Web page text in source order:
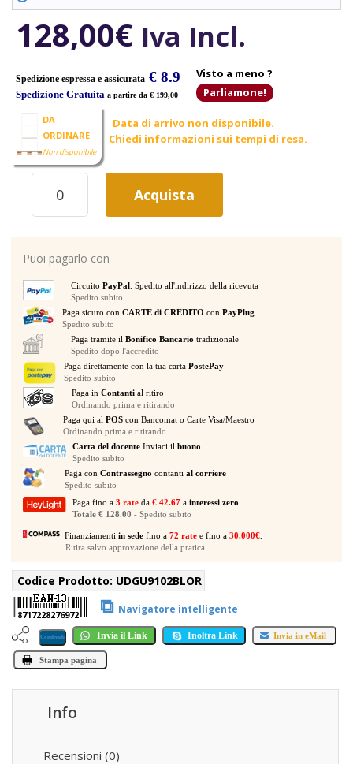
128,00€ Iva Incl.
Spedizione espressa e assicurata € 8.9
Spedizione Gratuita a partire da € 199,00
Visto a meno ?
Parliamone!
DA
ORDINARE
Non disponibile
Data di arrivo non disponibile.
Chiedi informazioni sui tempi di resa.
UDG
U9102-
BL/OR
BLACK/ORANGE
PER
TRAKTOR
KONTROL
S2
MASCHINE
MK2
LAUNCHPAD
MASCHINE
MIKRO
quantità
Acquista
Puoi pagarlo con
Circuito PayPal . Spedito all'indirizzo della ricevuta
Spedito subito
Paga sicuro conCARTE di CREDITO conPayPlug
Spedito subito
Paga tramite il Bonifico Bancario tradizionale
Spedito dopo l'accredito
Paga direttamente con la tua carta PostePay
Spedito subito
Paga inContanti al ritiro
Ordinando prima e ritirando
Paga qui al POS con Bancomat o Carte Visa/Maestro
Ordinando prima e ritirando
Carta del docenteInviaci il buono
Spedito subito
Paga con Contrassegno contanti al corriere
Spedito subito
Paga fino a3 rateda€ 42.67ainteressi zero
Totale € 128.00 - Spedito subito
Finanziamentiin sede fino a72 rate e fino a30.000€
Ritira salvo approvazione della pratica.
Codice Prodotto: UDGU9102BLOR
8717228276972 ⧉ Navigatore intelligente
Condividi Invia il Link Inoltra Link Invia in eMail
Stampa pagina
Info
Recensioni (0)